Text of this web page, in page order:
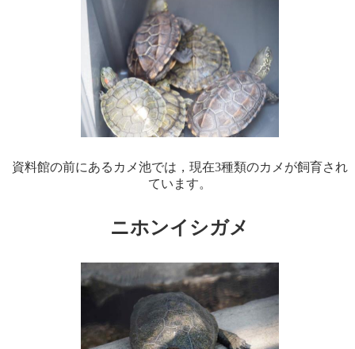
資料館の前にあるカメ池では，現在3種類のカメが飼育され
ています。
ニホンイシガメ